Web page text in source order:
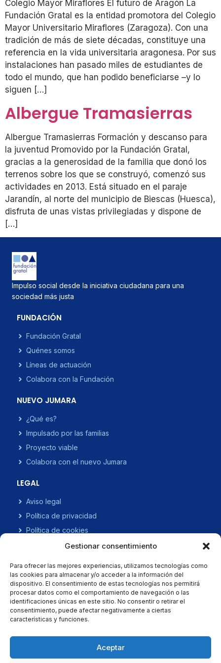
Gestionar consentimiento
Para ofrecer las mejores experiencias, utilizamos tecnologías como
las cookies para almacenar y/o acceder a la información del
dispositivo. El consentimiento de estas tecnologías nos permitirá
procesar datos como el comportamiento de navegación o las
identificaciones únicas en este sitio. No consentir o retirar el
consentimiento, puede afectar negativamente a ciertas
características y funciones.
Aceptar
Colegio Mayor Miraflores El futuro de Aragón La
Fundación Gratal es la entidad promotora del Colegio
Mayor Universitario Miraflores (Zaragoza). Con una
tradición de más de siete décadas, constituye una
referencia en la vida universitaria aragonesa. Por sus
instalaciones han pasado miles de estudiantes de
todo el mundo, que han podido beneficiarse –y lo
siguen […]
Albergue Tramasierras
Albergue Tramasierras Formación y descanso para
la juventud Promovido por la Fundación Gratal,
gracias a la generosidad de la familia que donó los
terrenos sobre los que se construyó, comenzó sus
actividades en 2013. Está situado en el paraje
Jarandín, al norte del municipio de Biescas (Huesca),
disfruta de unas vistas privilegiadas y dispone de
[…]
Impulso social desde la iniciativa ciudadana para una
sociedad más justa
FUNDACIÓN
Fundación Gratal
Quénes somos
Líneas de actuación
Colabora con la Fundación
NUEVO JUMARA
¿Qué es?
Impulsado por las familias
Proyecto viable
Colabora con el nuevo Jumara
LEGAL
Aviso legal
Política de privacidad
Política de cookies
Mas información sobre las cookies
CONTACTO
Fundación Gratal
C/ León XIII, 2-4, 1º dcha
50008 Zaragoza.
+34 876 44 80 17